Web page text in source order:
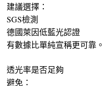
建議選擇：
SGS檢測
德國萊因低藍光認證
有數據比單純宣稱更可靠。
透光率是否足夠
避免：